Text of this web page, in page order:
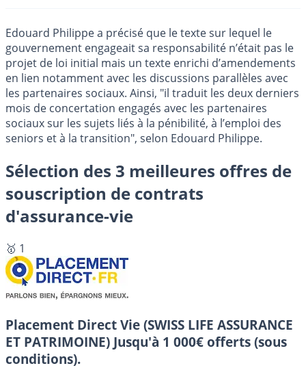
Edouard Philippe a précisé que le texte sur lequel le
gouvernement engageait sa responsabilité n’était pas le
projet de loi initial mais un texte enrichi d’amendements
en lien notamment avec les discussions parallèles avec
les partenaires sociaux. Ainsi, "il traduit les deux derniers
mois de concertation engagés avec les partenaires
sociaux sur les sujets liés à la pénibilité, à l’emploi des
seniors et à la transition", selon Edouard Philippe.
Sélection des 3 meilleures offres de
souscription de contrats
d'assurance-vie
🥇 1
Placement Direct Vie (SWISS LIFE ASSURANCE
ET PATRIMOINE) Jusqu'à 1 000€ offerts (sous
conditions).